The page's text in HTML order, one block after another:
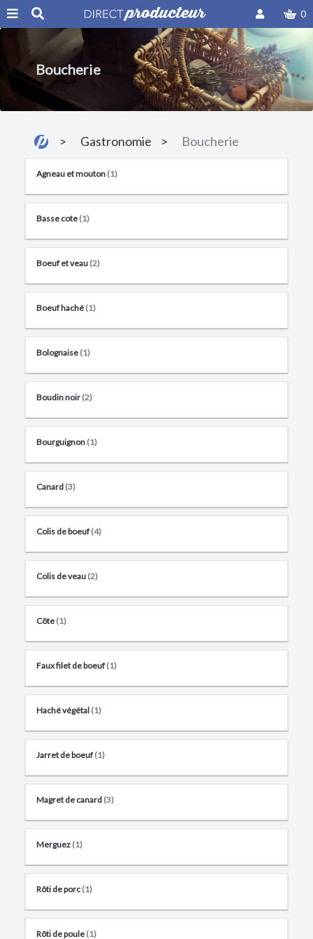
0
Boucherie
Gastronomie Boucherie
Agneau et mouton (1)
Basse cote (1)
Boeuf et veau (2)
Boeuf haché (1)
Bolognaise (1)
Boudin noir (2)
Bourguignon (1)
Canard (3)
Colis de boeuf(4)
Colis de veau (2)
Côte (1)
Faux filet de boeuf(1)
Haché végétal (1)
Jarret de boeuf(1)
Magret de canard (3)
Merguez (1)
Rôti de porc(1)
Rôti de poule (1)